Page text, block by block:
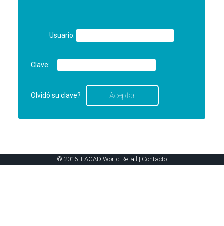
Usuario:
Clave:
Olvidó su clave?
© 2016 ILACAD World Retail | Contacto